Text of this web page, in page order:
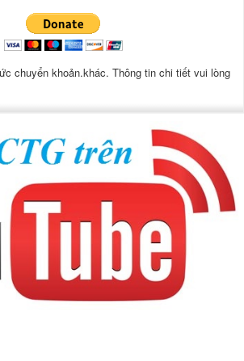
chuyển khoản.khác. Thông tin chi tiết vui lòng